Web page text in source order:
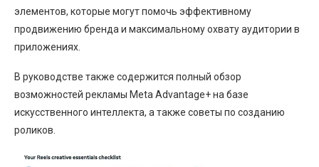
элементов, которые могут помочь эффективному
продвижению бренда и максимальному охвату аудитории в
приложениях.
В руководстве также содержится полный обзор
возможностей рекламы Meta Advantage+ на базе
искусственного интеллекта, а также советы по созданию
роликов.